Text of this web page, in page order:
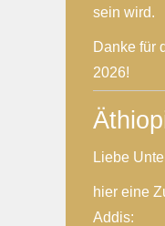
sein wird.
Danke für
2026!
Liebe
hier eine
Addis: